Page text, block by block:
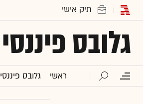
גלובס פיננסי
ראשי גלובס פיננסי